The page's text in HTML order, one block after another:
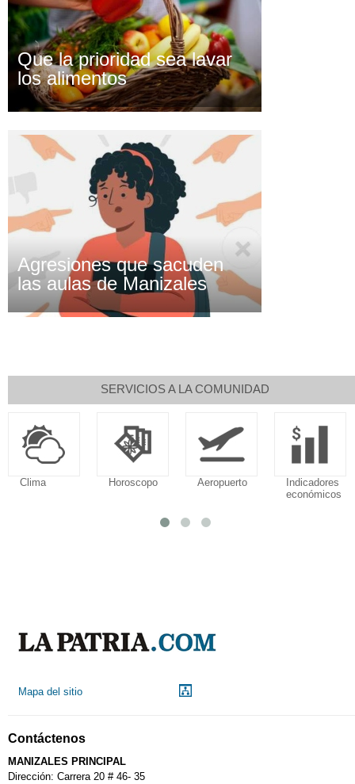
Que la prioridad sea lavar
los alimentos
Agresiones que sacuden
las aulas de Manizales
SERVICIOS A LA COMUNIDAD
Clima Horoscopo Aeropuerto
Indicadores
económicos
Mapa del sitio
Contáctenos
MANIZALES PRINCIPAL
Dirección: Carrera 20 # 46- 35